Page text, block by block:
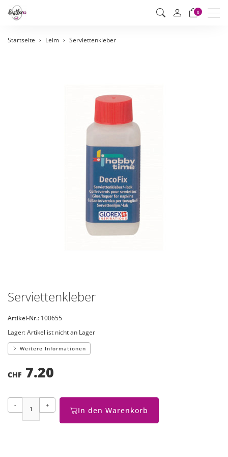
0
Startseite Leim Serviettenkleber
Serviettenkleber
Artikel-Nr.: 100655
Lager:Artikel ist nicht an Lager
Weitere Informationen
CHF 7.20
- +
In den Warenkorb